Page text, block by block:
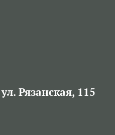
Рязанская, 115